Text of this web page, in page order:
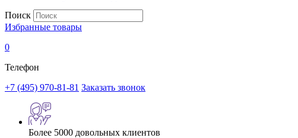
Поиск
Избранные товары
0
Телефон
+7 (495) 970-81-81 Заказать звонок
Более 5000 довольных клиентов